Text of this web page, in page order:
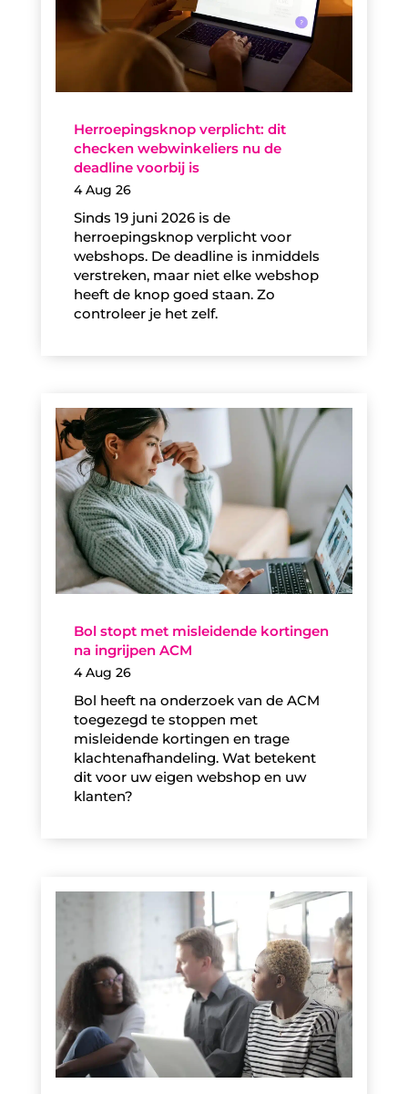
Herroepingsknop verplicht: dit
checken webwinkeliers nu de
deadline voorbij is
4 Aug 26
Sinds 19 juni 2026 is de
herroepingsknop verplicht voor
webshops. De deadline is inmiddels
verstreken, maar niet elke webshop
heeft de knop goed staan. Zo
controleer je het zelf.
Bol stopt met misleidende kortingen
na ingrijpen ACM
4 Aug 26
Bol heeft na onderzoek van de ACM
toegezegd te stoppen met
misleidende kortingen en trage
klachtenafhandeling. Wat betekent
dit voor uw eigen webshop en uw
klanten?